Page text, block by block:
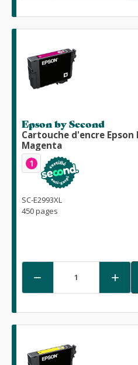
Epson by Second
Cartouche d'encre Epson
Magenta
1
SC-E2993XL
450 pages
 